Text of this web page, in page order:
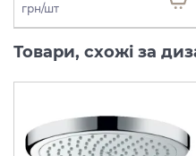
грн/шт
Товари, схожі за